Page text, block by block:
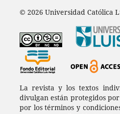
© 2026 Universidad Católica
La revista y los textos
divulgan están protegidos
por los términos y